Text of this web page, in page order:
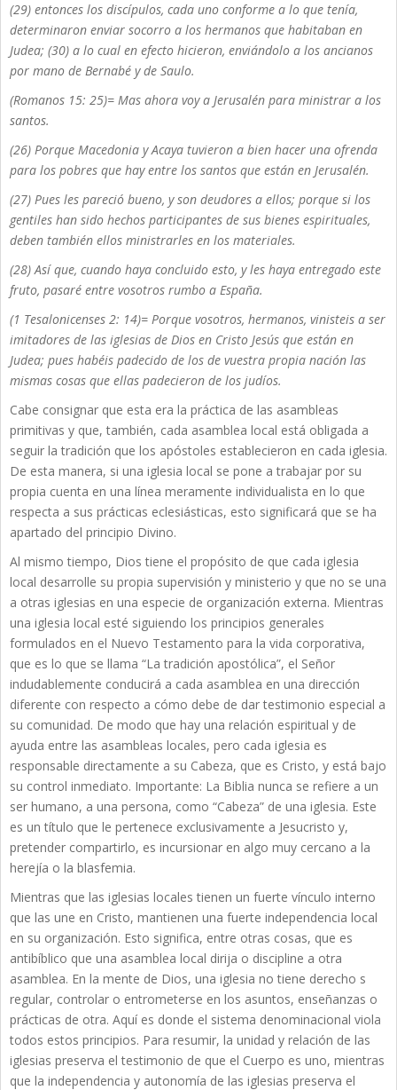
(29) entonces los discípulos, cada uno conforme a lo que tenía,
determinaron enviar socorro a los hermanos que habitaban en
Judea; (30) a lo cual en efecto hicieron, enviándolo a los ancianos
por mano de Bernabé y de Saulo.
(Romanos 15: 25)= Mas ahora voy a Jerusalén para ministrar a los
santos.
(26) Porque Macedonia y Acaya tuvieron a bien hacer una ofrenda
para los pobres que hay entre los santos que están en Jerusalén.
(27) Pues les pareció bueno, y son deudores a ellos; porque si los
gentiles han sido hechos participantes de sus bienes espirituales,
deben también ellos ministrarles en los materiales.
(28) Así que, cuando haya concluido esto, y les haya entregado este
fruto, pasaré entre vosotros rumbo a España.
(1 Tesalonicenses 2: 14)= Porque vosotros, hermanos, vinisteis a ser
imitadores de las iglesias de Dios en Cristo Jesús que están en
Judea; pues habéis padecido de los de vuestra propia nación las
mismas cosas que ellas padecieron de los judíos.
Cabe consignar que esta era la práctica de las asambleas
primitivas y que, también, cada asamblea local está obligada a
seguir la tradición que los apóstoles establecieron en cada iglesia.
De esta manera, si una iglesia local se pone a trabajar por su
propia cuenta en una línea meramente individualista en lo que
respecta a sus prácticas eclesiásticas, esto significará que se ha
apartado del principio Divino.
Al mismo tiempo, Dios tiene el propósito de que cada iglesia
local desarrolle su propia supervisión y ministerio y que no se una
a otras iglesias en una especie de organización externa. Mientras
una iglesia local esté siguiendo los principios generales
formulados en el Nuevo Testamento para la vida corporativa,
que es lo que se llama “La tradición apostólica”, el Señor
indudablemente conducirá a cada asamblea en una dirección
diferente con respecto a cómo debe de dar testimonio especial a
su comunidad. De modo que hay una relación espiritual y de
ayuda entre las asambleas locales, pero cada iglesia es
responsable directamente a su Cabeza, que es Cristo, y está bajo
su control inmediato. Importante: La Biblia nunca se refiere a un
ser humano, a una persona, como “Cabeza” de una iglesia. Este
es un título que le pertenece exclusivamente a Jesucristo y,
pretender compartirlo, es incursionar en algo muy cercano a la
herejía o la blasfemia.
Mientras que las iglesias locales tienen un fuerte vínculo interno
que las une en Cristo, mantienen una fuerte independencia local
en su organización. Esto significa, entre otras cosas, que es
antibíblico que una asamblea local dirija o discipline a otra
asamblea. En la mente de Dios, una iglesia no tiene derecho s
regular, controlar o entrometerse en los asuntos, enseñanzas o
prácticas de otra. Aquí es donde el sistema denominacional viola
todos estos principios. Para resumir, la unidad y relación de las
iglesias preserva el testimonio de que el Cuerpo es uno, mientras
que la independencia y autonomía de las iglesias preserva el